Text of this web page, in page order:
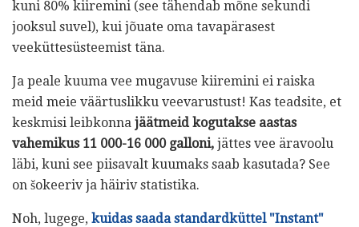
kuni 80% kiiremini (see tähendab mõne sekundi
jooksul suvel), kui jõuate oma tavapärasest
veeküttesüsteemist täna.
Ja peale kuuma vee mugavuse kiiremini ei raiska
meid meie väärtuslikku veevarustust! Kas teadsite, et
keskmisi leibkonna jäätmeid kogutakse aastas
vahemikus 11 000-16 000 galloni, jättes vee äravoolu
läbi, kuni see piisavalt kuumaks saab kasutada? See
on šokeeriv ja häiriv statistika.
Noh, lugege, kuidas saada standardküttel "Instant"